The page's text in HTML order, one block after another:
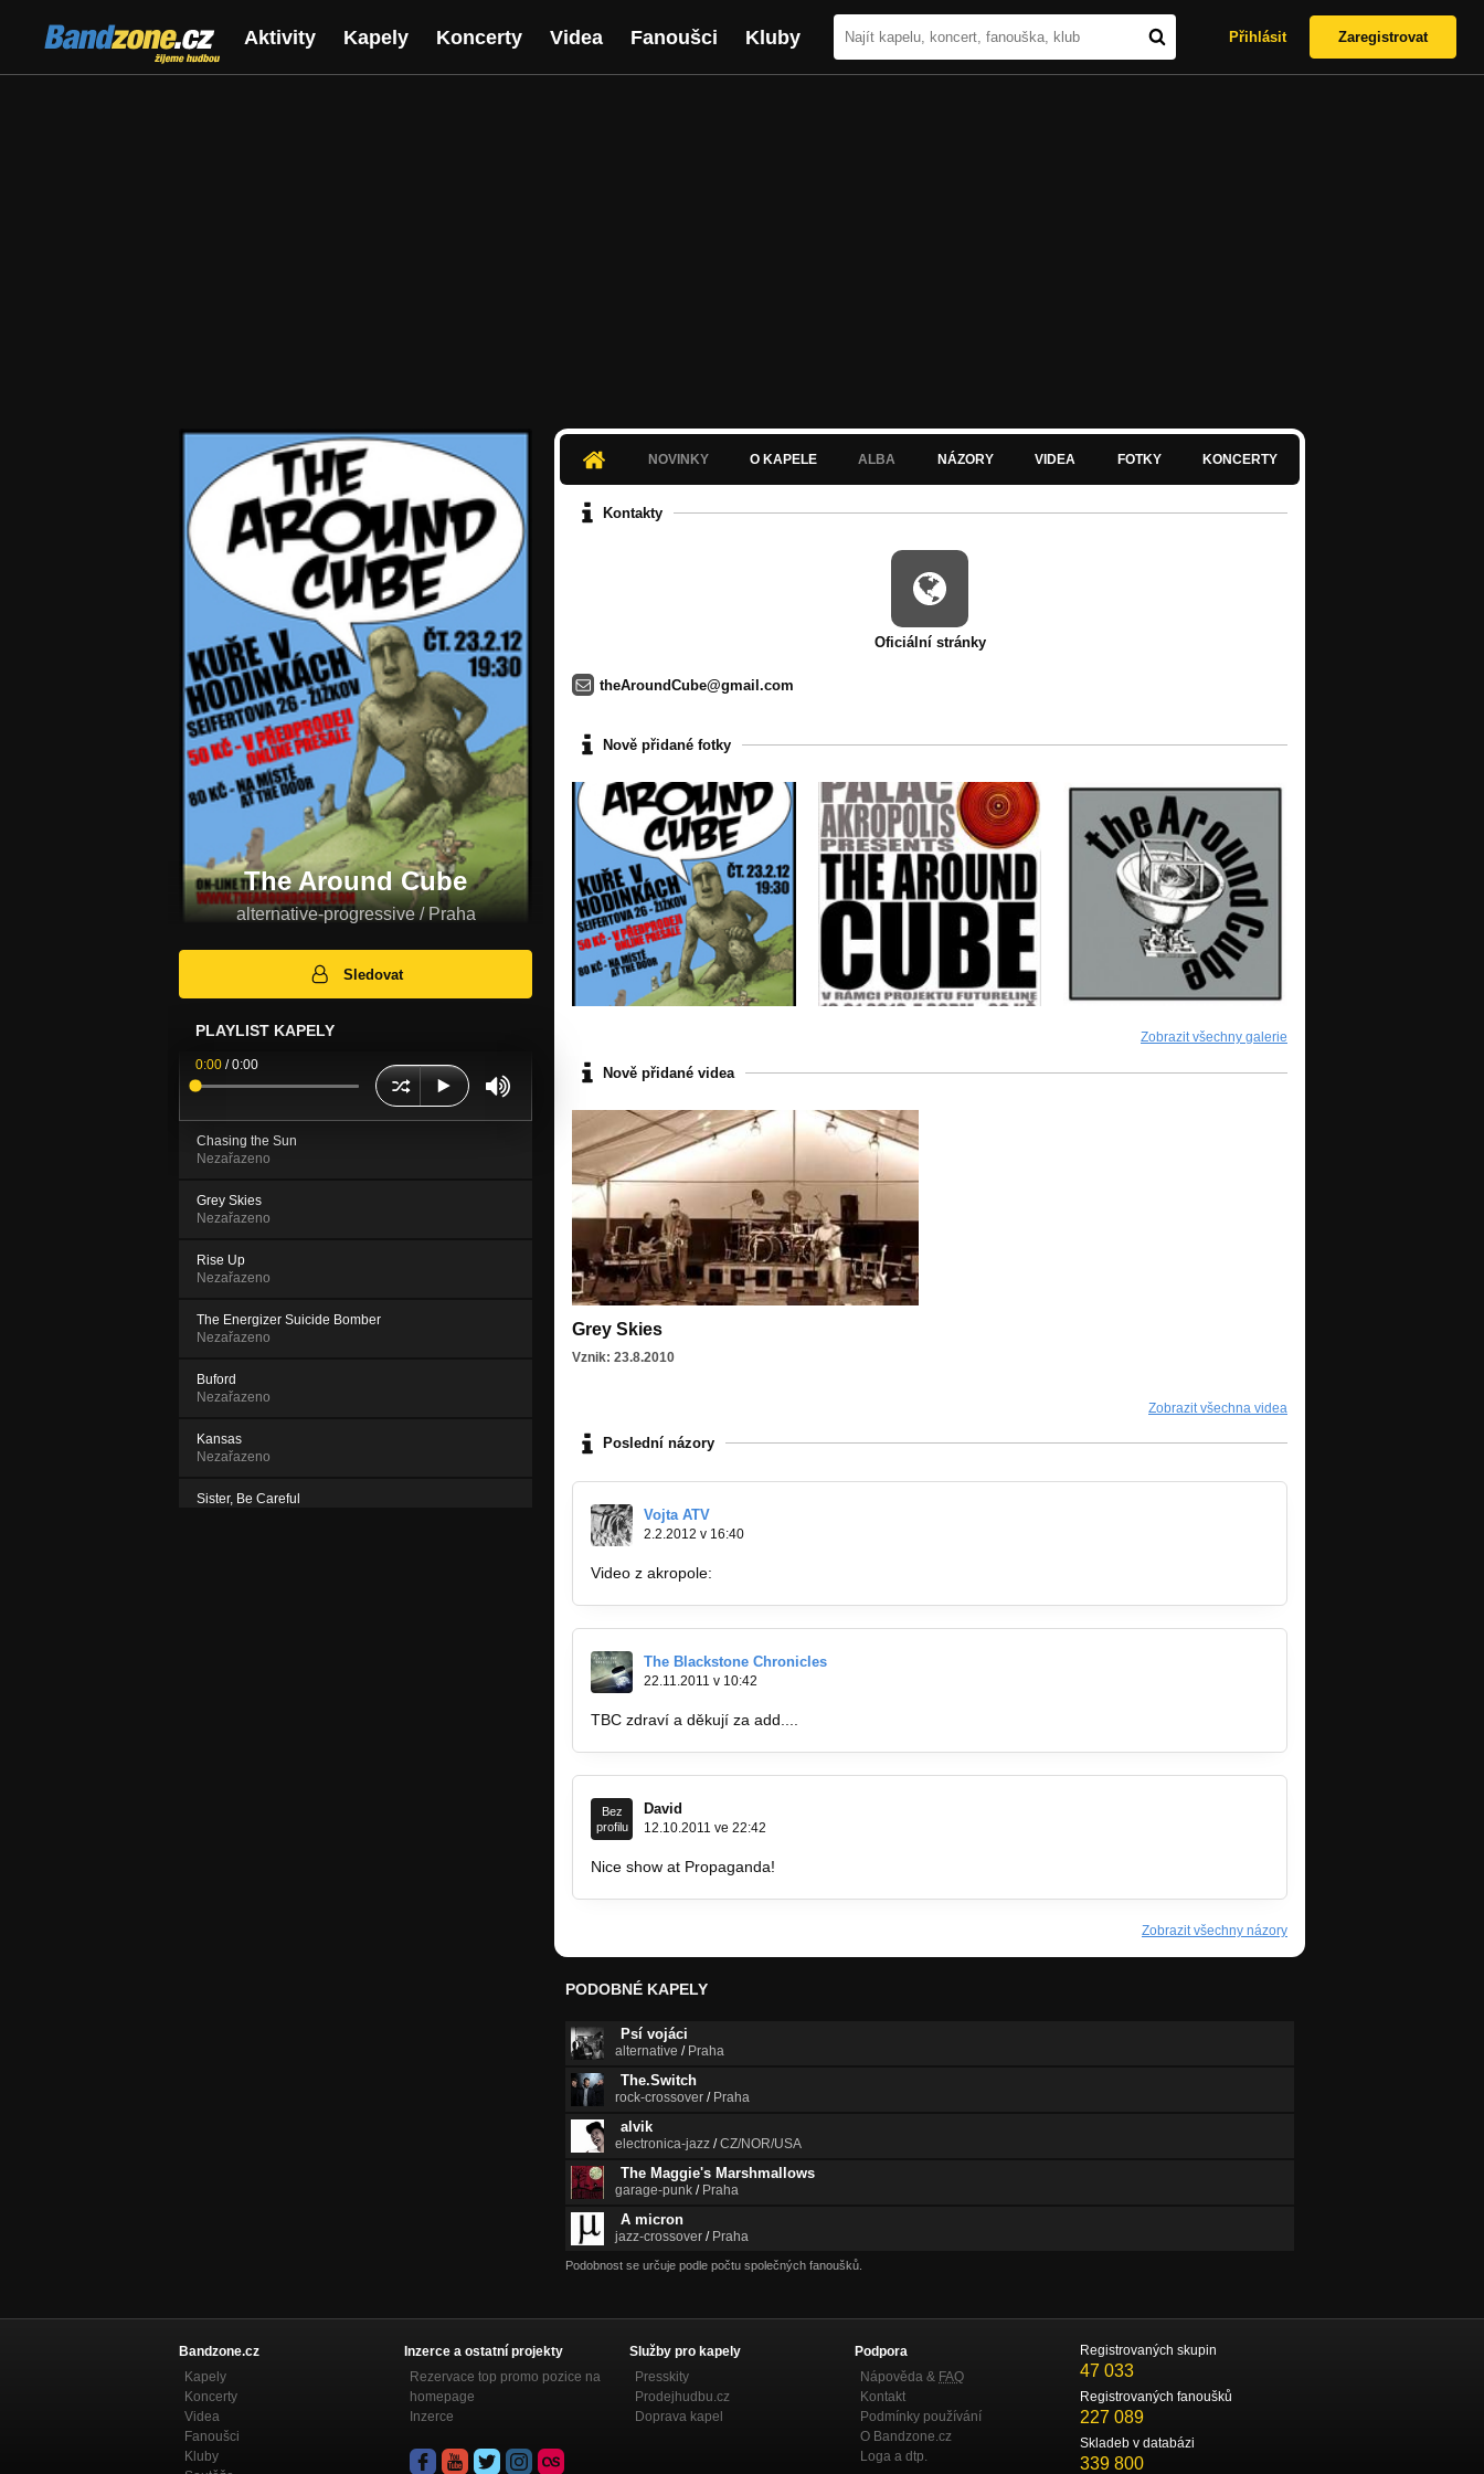
Bandzone.cz
žijeme hudbou
Aktivity Kapely Koncerty Videa Fanoušci Kluby Přihlásit Zaregistrovat
The Around Cube
alternative-progressive / Praha
Sledovat
PLAYLIST KAPELY
0:00 /0:00
Chasing the Sun
Nezařazeno
Grey Skies
Nezařazeno
Rise Up
Nezařazeno
The Energizer Suicide Bomber
Nezařazeno
Buford
Nezařazeno
Kansas
Nezařazeno
Sister, Be Careful
NOVINKY O KAPELE ALBA NÁZORY VIDEA FOTKY KONCERTY
Kontakty
Oficiální stránky
theAroundCube@gmail.com
Nově přidané fotky
Zobrazit všechny galerie
Nově přidané videa
Grey Skies
Vznik: 23.8.2010
Zobrazit všechna videa
Poslední názory
Vojta ATV
2.2.2012 v 16:40
Video z akropole:
The Blackstone Chronicles
22.11.2011 v 10:42
TBC zdraví a děkují za add....
Bez
profilu
David
12.10.2011 ve 22:42
Nice show at Propaganda!
Zobrazit všechny názory
PODOBNÉ KAPELY
Psí vojáci
alternative / Praha
The.Switch
rock-crossover / Praha
alvik
electronica-jazz /CZ/NOR/USA
The Maggie's Marshmallows
garage-punk / Praha
A micron
jazz-crossover / Praha
Podobnost se určuje podle počtu společných fanoušků.
Bandzone.cz
Kapely
Koncerty
Videa
Fanoušci
Kluby
Inzerce a ostatní projekty
Rezervace top promo pozice na
homepage
Inzerce
Služby pro kapely
Presskity
Prodejhudbu.cz
Doprava kapel
Podpora
Nápověda & FAQ
Kontakt
Podmínky používání
O Bandzone.cz
Loga a dtp.
Registrovaných skupin
47 033
Registrovaných fanoušků
227 089
Skladeb v databázi
339 800